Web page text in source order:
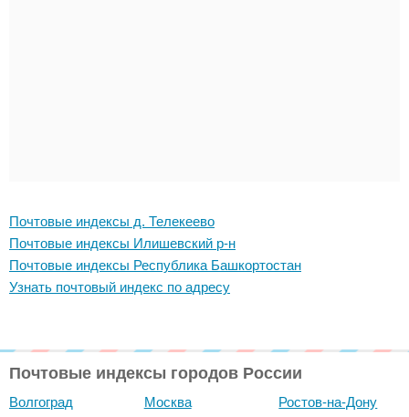
Почтовые индексы д. Телекеево
Почтовые индексы Илишевский р-н
Почтовые индексы Республика Башкортостан
Узнать почтовый индекс по адресу
Почтовые индексы городов России
Волгоград
Москва
Ростов-на-Дону